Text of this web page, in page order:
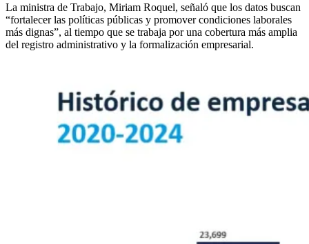
La ministra de Trabajo, Miriam Roquel, señaló que los datos buscan
“fortalecer las políticas públicas y promover condiciones laborales
más dignas”, al tiempo que se trabaja por una cobertura más amplia
del registro administrativo y la formalización empresarial.